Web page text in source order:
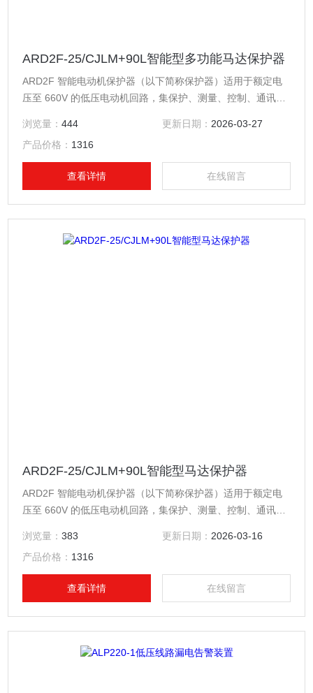
ARD2F-25/CJLM+90L智能型多功能马达保护器
ARD2F 智能电动机保护器（以下简称保护器）适用于额定电
压至 660V 的低压电动机回路，集保护、测量、控制、通讯、
编程功能，可以满足多种控制方式。可选配不同通讯模块适应
现场通讯需求。智能型多功能马达保护器
浏览量：444 更新日期： 2026-03-27
产品价格： 1316
查看详情 在线留言
ARD2F-25/CJLM+90L智能型马达保护器
ARD2F 智能电动机保护器（以下简称保护器）适用于额定电
压至 660V 的低压电动机回路，集保护、测量、控制、通讯、
编程功能，可以满足多种控制方式。可选配不同通讯模块适应
现场通讯需求。智能型马达保护器
浏览量：383 更新日期： 2026-03-16
产品价格： 1316
查看详情 在线留言